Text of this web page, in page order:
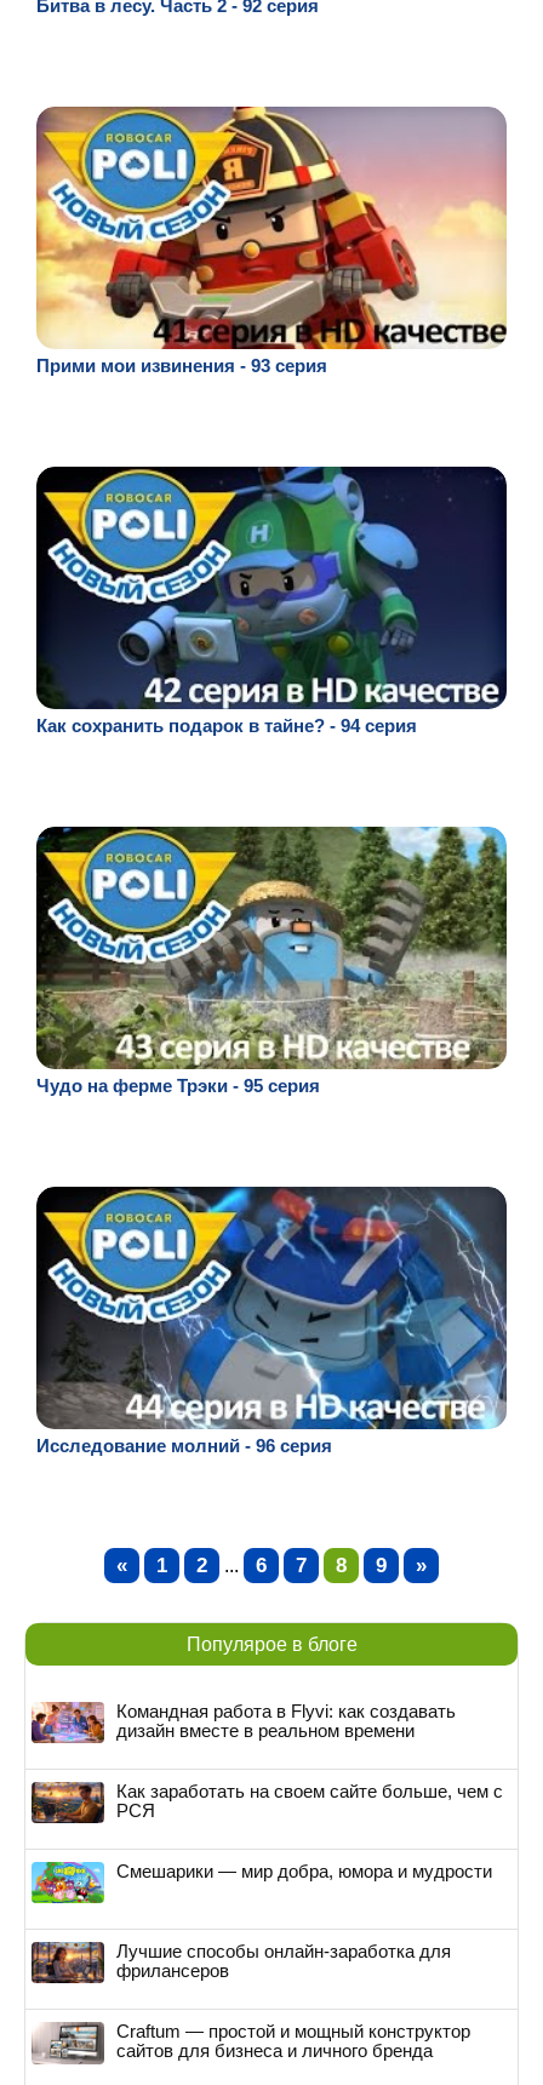
Битва в лесу. Часть 2 - 92 серия
Прими мои извинения - 93 серия
Как сохранить подарок в тайне? - 94 серия
Чудо на ферме Трэки - 95 серия
Исследование молний - 96 серия
« 1 2 ... 6 7 8 9 »
Популярое в блоге
Командная работа в Flyvi: как создавать
дизайн вместе в реальном времени
Как заработать на своем сайте больше, чем с
РСЯ
Смешарики — мир добра, юмора и мудрости
Лучшие способы онлайн-заработка для
фрилансеров
Craftum — простой и мощный конструктор
сайтов для бизнеса и личного бренда